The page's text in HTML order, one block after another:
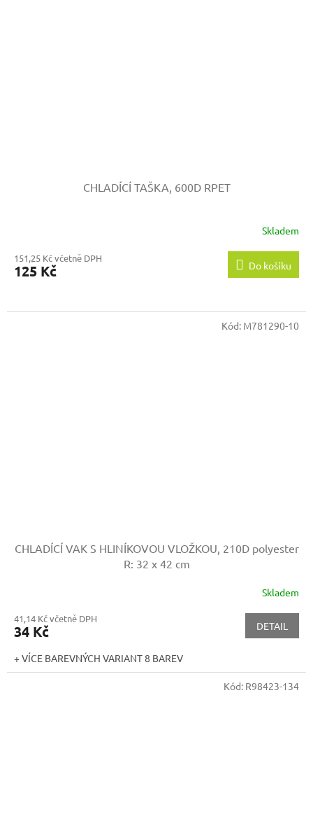
CHLADÍCÍ TAŠKA, 600D RPET
Skladem
151,25 Kč včetně DPH
125 Kč Do košíku
CHLADÍCÍ VAK S HLINÍKOVOU VLOŽKOU, 210D polyester
R: 32 x 42 cm
Skladem
41,14 Kč včetně DPH
34 Kč DETAIL
+ VÍCE BAREVNÝCH VARIANT 8 BAREV
Kód: M781290-10
Kód: R98423-134